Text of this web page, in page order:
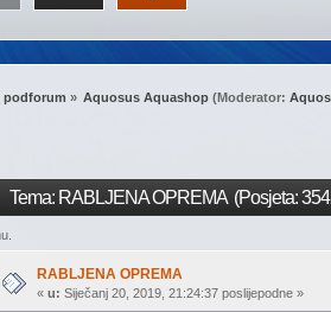
podforum » Aquosus Aquashop (Moderator:
Tema: RABLJENA OPREMA (Posjeta:
RABLJENA OPREMA
«u: Siječanj 20, 2019, 21:24:37 poslijepodne »